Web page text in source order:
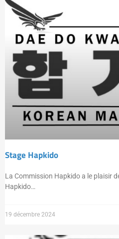
Stage Hapkido
La Commission Hapkido a le plaisir
Hapkido…
19 décembre 2024